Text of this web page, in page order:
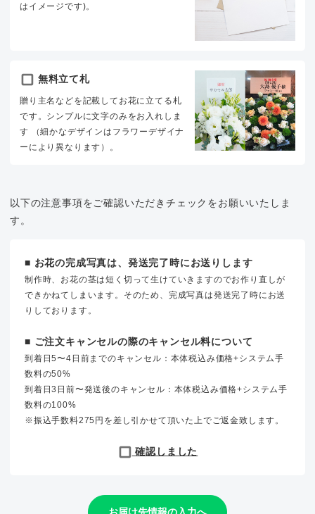
はイメージです)。
無料立て札
贈り主名などを記載してお花に立てる札
です。シンプルに文字のみをお入れしま
す （細かなデザインはフラワーデザイナ
ーにより異なります）。
以下の注意事項をご確認いただきチェックをお願いいたしま
す。
■ お花の完成写真は、発送完了時にお送りします
制作時、お花の茎は短く切って生けていきますのでお作り直しが
できかねてしまいます。そのため、完成写真は発送完了時にお送
りしております。
■ ご注文キャンセルの際のキャンセル料について
到着日5〜4日前までのキャンセル：本体税込み価格+システム手
数料の50%
到着日3日前〜発送後のキャンセル：本体税込み価格+システム手
数料の100%
※振込手数料275円を差し引かせて頂いた上でご返金致します。
確認しました